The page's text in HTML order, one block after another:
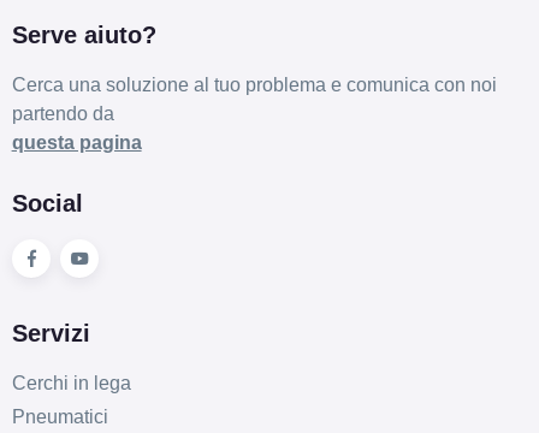
Serve aiuto?
Cerca una soluzione al tuo problema e comunica con noi
partendo da
questa pagina
Social
Servizi
Cerchi in lega
Pneumatici